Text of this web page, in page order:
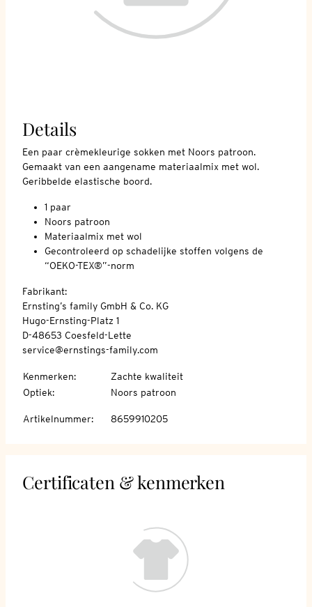
Details
Een paar crèmekleurige sokken met Noors patroon.
Gemaakt van een aangename materiaalmix met wol.
Geribbelde elastische boord.
1 paar
Noors patroon
Materiaalmix met wol
Gecontroleerd op schadelijke stoffen volgens de
“OEKO-TEX®”-norm
Fabrikant:
Ernsting’s family GmbH & Co. KG
Hugo-Ernsting-Platz 1
D-48653 Coesfeld-Lette
service@ernstings-family.com
Kenmerken:
Zachte kwaliteit
Optiek: Noors patroon
Artikelnummer: 8659910205
Certificaten & kenmerken